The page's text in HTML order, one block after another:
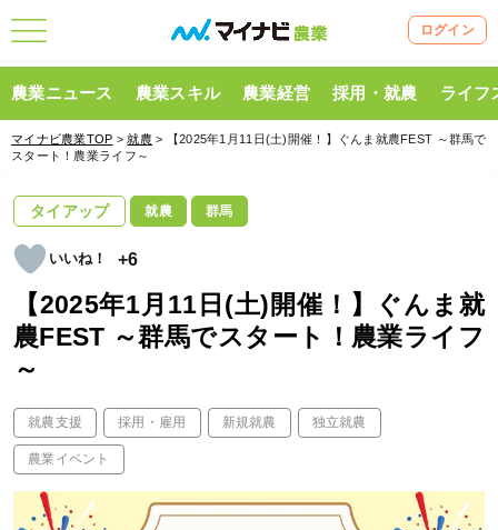
ログイン
農業ニュース 農業スキル 農業経営 採用・就農 ライフ
マイナビ農業TOP >就農 > 【2025年1月11日(土)開催！】ぐんま就農FEST ～群馬で
スタート！農業ライフ～
タイアップ 就農 群馬
+6
【2025年1月11日(土)開催！】ぐんま就
農FEST ～群馬でスタート！農業ライフ
～
就農支援 採用・雇用 新規就農 独立就農
農業イベント